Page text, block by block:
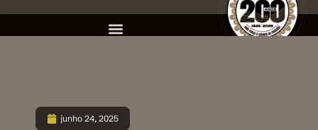
junho 24, 2025